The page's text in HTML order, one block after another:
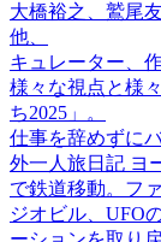
大橋裕之、鷲尾
他、
キュレーター、
様々な視点と様
ち2025」。
仕事を辞めずに
外一人旅日記 ヨ
で鉄道移動。フ
ジオビル、UFO